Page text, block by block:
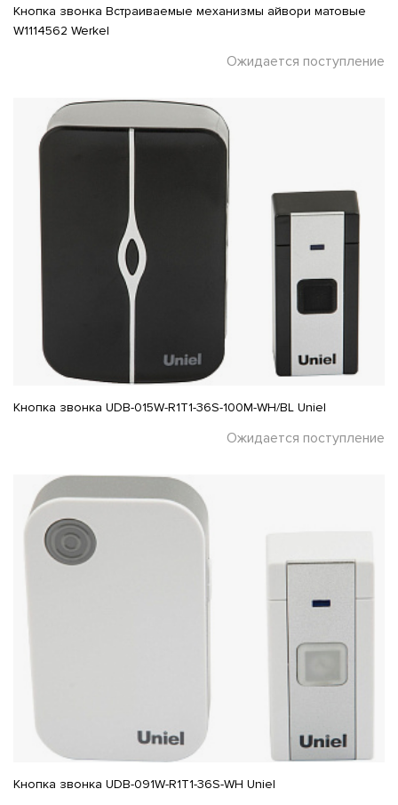
Кнопка звонка Встраиваемые механизмы айвори матовые
W1114562 Werkel
Ожидается поступление
Кнопка звонка UDB-015W-R1T1-36S-100M-WH/BL Uniel
Ожидается поступление
Кнопка звонка UDB-091W-R1T1-36S-WH Uniel